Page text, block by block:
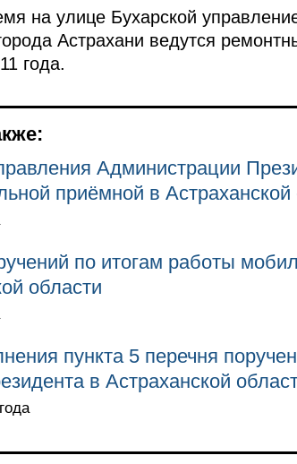
на улице Бухарской
Астрахани ведутся
года.
Администрации
приёмной в Астраханской
по итогам работы
области
пункта 5 перечня
в Астраханской